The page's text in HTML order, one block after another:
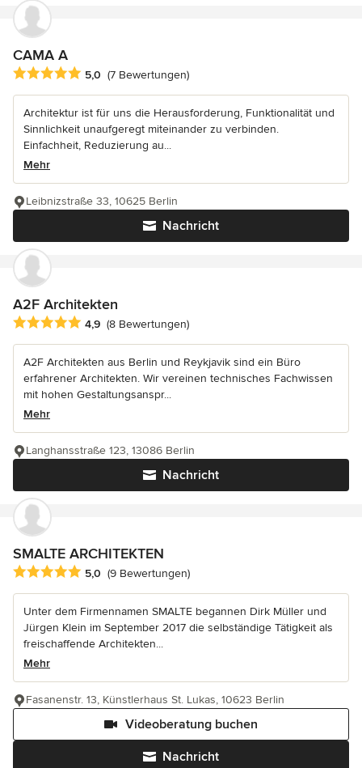
CAMA A
Durchschnittliche Bewertung: 5 von 5 Sternen
5,0 (7 Bewertungen)
Architektur ist für uns die Herausforderung, Funktionalität und
Sinnlichkeit unaufgeregt miteinander zu verbinden.
Einfachheit, Reduzierung au...
Mehr
Nachricht
Leibnizstraße 33, 10625 Berlin
A2F Architekten
Durchschnittliche Bewertung: 4.9 von 5 Sternen
4,9 (8 Bewertungen)
A2F Architekten aus Berlin und Reykjavik sind ein Büro
erfahrener Architekten. Wir vereinen technisches Fachwissen
mit hohen Gestaltungsanspr...
Mehr
Nachricht
Langhansstraße 123, 13086 Berlin
SMALTE ARCHITEKTEN
Durchschnittliche Bewertung: 5 von 5 Sternen
5,0 (9 Bewertungen)
Unter dem Firmennamen SMALTE begannen Dirk Müller und
Jürgen Klein im September 2017 die selbständige Tätigkeit als
freischaffende Architekten...
Mehr
Nachricht
Videoberatung buchen
Fasanenstr. 13, Künstlerhaus St. Lukas, 10623 Berlin